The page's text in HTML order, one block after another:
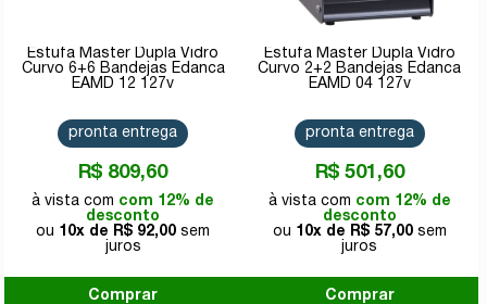
Estufa Master Dupla Vidro
Curvo 6+6 Bandejas Edanca
EAMD 12 127v
R$ 809,60
com 12% de
desconto
10x de
R$ 92,00
pronta entrega
Comprar
Estufa Master Dupla Vidro
Curvo 2+2 Bandejas Edanca
EAMD 04 127v
R$ 501,60
com 12% de
desconto
10x de
R$ 57,00
pronta entrega
Comprar